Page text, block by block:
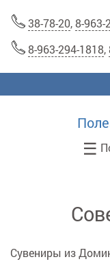
38-78-20,8-963-
8-963-294-1818,
☰
Сувениры из